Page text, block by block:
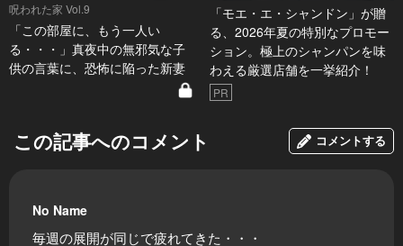
呪われた家 Vol.9
「この部屋に、もう一人い
る・・・」真夜中の無邪気な子
供の言葉に、恐怖に陥った新妻
「モエ・エ・シャンドン」が贈
る、2026年夏の特別なプロモー
ション。極上のシャンパンを味
わえる厳選店舗を一挙紹介！
PR
この記事へのコメント コメントする
No Name
毎週の展開が同じで疲れてきた・・・